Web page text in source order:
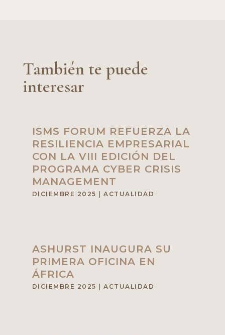
También te puede
interesar
ISMS FORUM REFUERZA LA
RESILIENCIA EMPRESARIAL
CON LA VIII EDICIÓN DEL
PROGRAMA CYBER CRISIS
MANAGEMENT
DICIEMBRE 2025 |ACTUALIDAD
ASHURST INAUGURA SU
PRIMERA OFICINA EN
ÁFRICA
DICIEMBRE 2025 |ACTUALIDAD